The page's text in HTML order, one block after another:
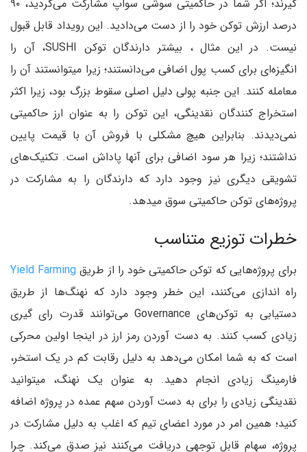
گیرند؛ اگر شما در حاکمیتی سوشی سواپ مشارکت می‌کردید، ۹۰
درصد ارزش توکن خود را از دست می‌دادید. این رویداد قابل قبول
نیست. در این مثال ، بیشتر دارندگان توکن SUSHI، آن را
انگیزه‌ای برای کسب پول اضافی می‌دانستند؛ زیرا میتوانستند آن را
معامله کنند. این جنبه پولی دلیل اصلی سقوط بزرگ بود، زیرا اکثر
استخراج کنندگان نقدینگی، این توکن را به عنوان ارز حاکمیتی
نمی‌دیدند. بنابراین هیچ مشکلی با فروش آن با قیمت پایین
نداشتند؛ زیرا هر سود اضافی برای آنها پاداش است. تکنیک‌های
تشویقی دیگری نیز وجود دارد که دارندگان را به مشارکت در
پروژه‌های توکن حاکمیتی سوق میدهد.
خطرات توزیع متناسب
برای پروژه‌هایی که توکن حاکمیتی خود را از طریقYield Farming
راه اندازی می‌کنند، این خطر وجود دارد که نهنگ‌ها از طریق
دستیابی به توکن‌های Governance می‌توانند قدرت رای گیری
زیادی کسب کنند. به دست آوردن رمز ارز در اینجا اولین محرکی
است که به شما امکان می‌دهد به دلیل رقابت کم در یک استخر،
فارمینگ زیادی انجام دهید. به عنوان یک نهنگ، میتوانید
نقدینگی زیادی را برای به دست آوردن سهم عمده در پروژه اضافه
کنید؛ همین امر در مورد اعضای تیم که اغلب به دلیل مشارکت در
پروژه، سهام قابل توجهی دریافت می‌کنند نیز صدق می‌کند. چرا